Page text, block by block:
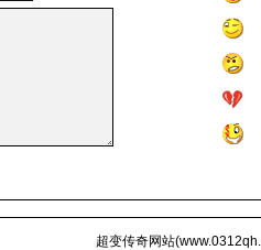
超变传奇网站(